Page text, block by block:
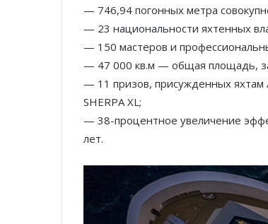
— 746,94 погонных метра
— 23 национальности яхтенных
— 150 мастеров и
— 47 000 кв.м — общая площадь,
— 11 призов, присужденных яхтам
SHERPA XL;
— 38-процентное увеличение
лет.